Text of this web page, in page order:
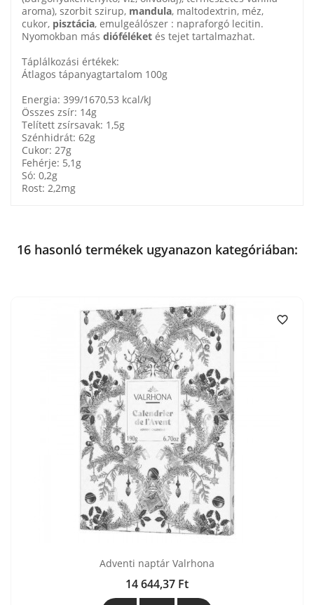
aroma), szorbit szirup, mandula, maltodextrin, méz,
cukor, pisztácia, emulgeálószer : napraforgó lecitin.
Nyomokban más dióféléket és tejet tartalmazhat.
Táplálkozási értékek:
Átlagos tápanyagtartalom 100g
Energia: 399/1670,53 kcal/kJ
Összes zsír: 14g
Telített zsírsavak: 1,5g
Szénhidrát: 62g
Cukor: 27g
Fehérje: 5,1g
Só: 0,2g
Rost: 2,2mg
16 hasonló termékek ugyanazon kategóriában:

Adventi naptár Valrhona
Ár
14 644,37 Ft